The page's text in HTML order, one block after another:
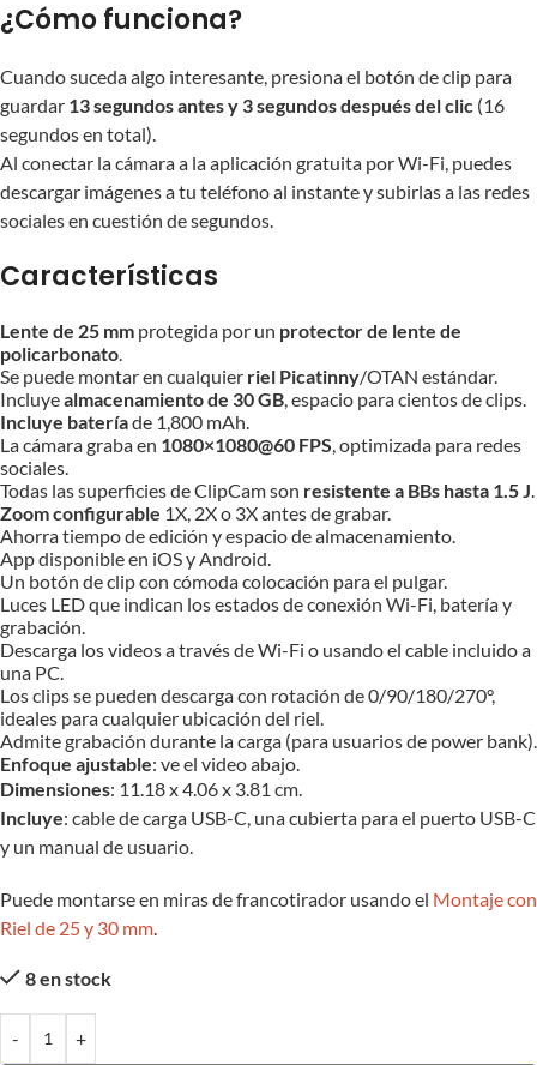
¿Cómo funciona?
Cuando suceda algo interesante, presiona el botón de clip para
guardar 13 segundos antes y 3 segundos después del clic (16
segundos en total).
Al conectar la cámara a la aplicación gratuita por Wi-Fi, puedes
descargar imágenes a tu teléfono al instante y subirlas a las redes
sociales en cuestión de segundos.
Características
Lente de 25 mm protegida por un protector de lente de
policarbonato.
Se puede montar en cualquier riel Picatinny/OTAN estándar.
Incluyealmacenamiento de 30 GB, espacio para cientos de clips.
Incluye bateríade 1,800 mAh.
La cámara graba en 1080×1080@60 FPS, optimizada para redes
sociales.
Todas las superficies de ClipCam son resistente a BBs hasta 1.5 J.
Zoom configurable 1X, 2X o 3X antes de grabar.
Ahorra tiempo de edición y espacio de almacenamiento.
App disponible en iOS y Android.
Un botón de clip con cómoda colocación para el pulgar.
Luces LED que indican los estados de conexión Wi-Fi, batería y
grabación.
Descarga los videos a través de Wi-Fi o usando el cable incluido a
una PC.
Los clips se pueden descarga con rotación de 0/90/180/270°,
ideales para cualquier ubicación del riel.
Admite grabación durante la carga (para usuarios de power bank).
Enfoque ajustable: ve el video abajo.
Dimensiones: 11.18 x 4.06 x 3.81 cm.
Incluye: cable de carga USB-C, una cubierta para el puerto USB-C
y un manual de usuario.
Puede montarse en miras de francotirador usando el Montaje con
Riel de 25 y 30 mm.
8 en stock
- +